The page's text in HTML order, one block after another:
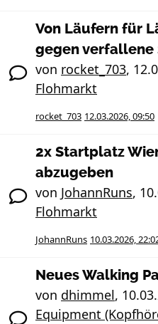
Von Läufern für
gegen
von rocket_703,
Flohmarkt
rocket_703 12.03.2026, 09:50
2x Startplatz
abzugeben
von JohannRuns,
Flohmarkt
JohannRuns 10.03.2026,
Neues Walking
von dhimmel,
Equipment